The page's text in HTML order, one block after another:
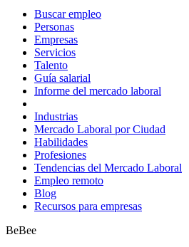
Buscar empleo
Personas
Empresas
Servicios
Talento
Guía salarial
Informe del mercado laboral
Industrias
Mercado Laboral por Ciudad
Habilidades
Profesiones
Tendencias del Mercado Laboral
Empleo remoto
Blog
Recursos para empresas
BeBee